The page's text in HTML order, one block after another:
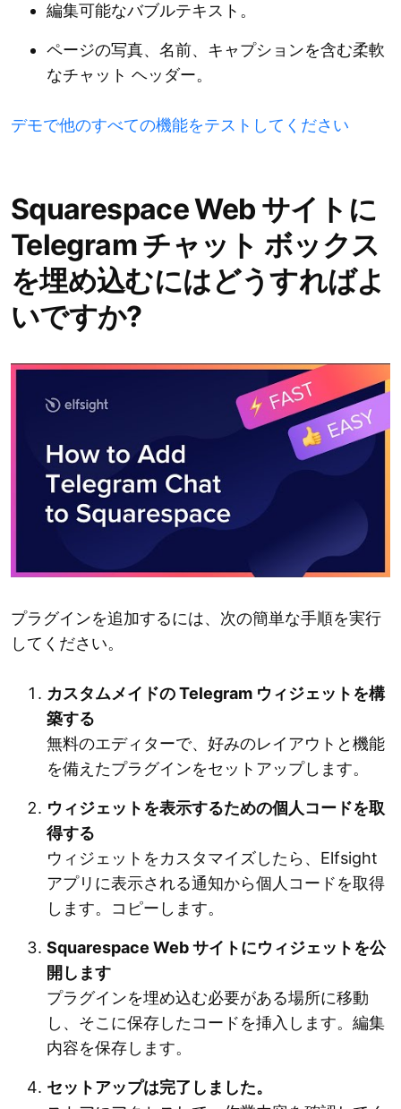
編集可能なバブルテキスト。
ページの写真、名前、キャプションを含む柔軟
なチャット ヘッダー。
デモで他のすべての機能をテストしてください
Squarespace Web サイトに
Telegram チャット ボックス
を埋め込むにはどうすればよ
いですか?
プラグインを追加するには、次の簡単な手順を実行
してください。
カスタムメイドの Telegram ウィジェットを構
築する
無料のエディターで、好みのレイアウトと機能
を備えたプラグインをセットアップします。
ウィジェットを表示するための個人コードを取
得する
ウィジェットをカスタマイズしたら、Elfsight
アプリに表示される通知から個人コードを取得
します。コピーします。
Squarespace Web サイトにウィジェットを公
開します
プラグインを埋め込む必要がある場所に移動
し、そこに保存したコードを挿入します。編集
内容を保存します。
セットアップは完了しました。